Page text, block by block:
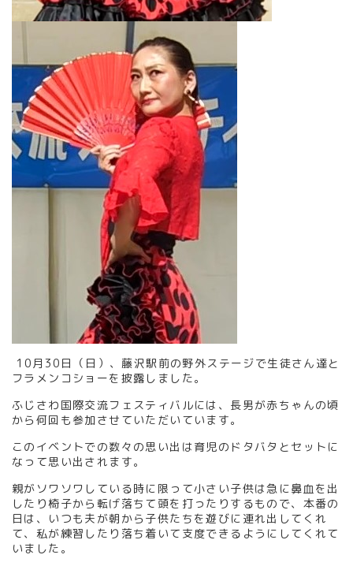
10月30日（日）、藤沢駅前の野外ステージで生徒さん達と
フラメンコショーを披露しました。
ふじさわ国際交流フェスティバルには、長男が赤ちゃんの頃
から何回も参加させていただいています。
このイベントでの数々の思い出は育児のドタバタとセットに
なって思い出されます。
親がソワソワしている時に限って小さい子供は急に鼻血を出
したり椅子から転げ落ちて頭を打ったりするもので、本番の
日は、いつも夫が朝から子供たちを遊びに連れ出してくれ
て、私が練習したり落ち着いて支度できるようにしてくれて
いました。